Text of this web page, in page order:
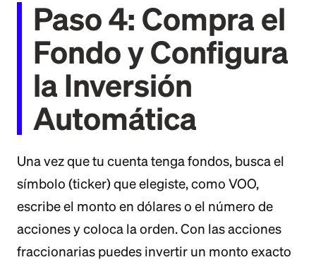
Paso 4: Compra el
Fondo y Configura
la Inversión
Automática
Una vez que tu cuenta tenga fondos, busca el
símbolo (ticker) que elegiste, como VOO,
escribe el monto en dólares o el número de
acciones y coloca la orden. Con las acciones
fraccionarias puedes invertir un monto exacto